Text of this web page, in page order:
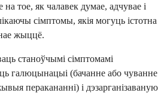
тое, як чалавек думае, адчувае і
сімптомы, якія могуць істотна
жыццё.
станоўчымі сімптомамі
галюцынацыі (бачанне або чуванне
перакананні) і дэзарганізаваную